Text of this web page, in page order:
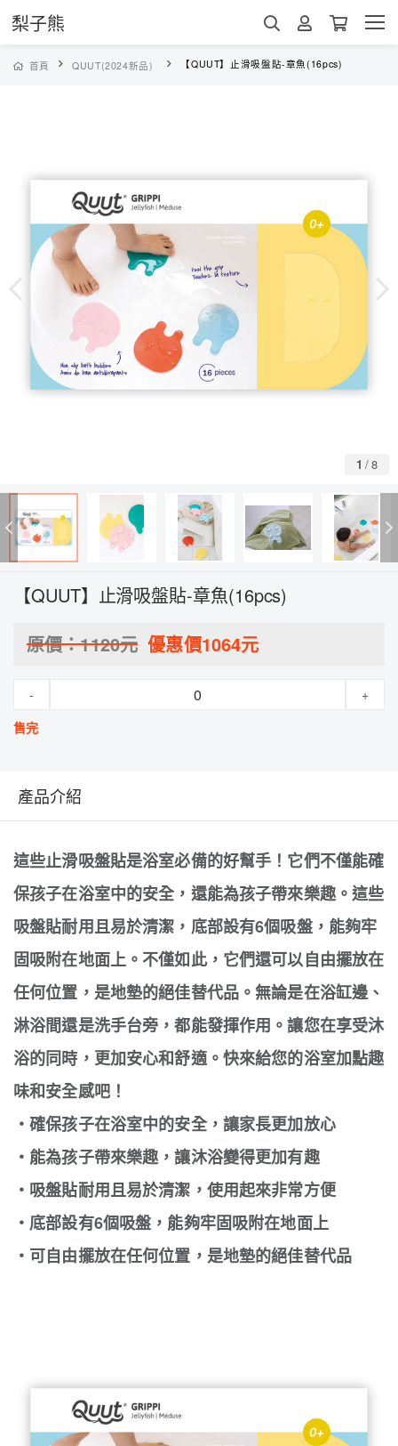
梨子熊
首頁 QUUT(2024新品) 【QUUT】止滑吸盤貼-章魚(16pcs)
1 /8
【QUUT】止滑吸盤貼-章魚(16pcs)
原價：1120元 優惠價1064元
-
+
售完
產品介紹
這些止滑吸盤貼是浴室必備的好幫手！它們不僅能確
保孩子在浴室中的安全，還能為孩子帶來樂趣。這些
吸盤貼耐用且易於清潔，底部設有6個吸盤，能夠牢
固吸附在地面上。不僅如此，它們還可以自由擺放在
任何位置，是地墊的絕佳替代品。無論是在浴缸邊、
淋浴間還是洗手台旁，都能發揮作用。讓您在享受沐
浴的同時，更加安心和舒適。快來給您的浴室加點趣
味和安全感吧！
・確保孩子在浴室中的安全，讓家長更加放心
・能為孩子帶來樂趣，讓沐浴變得更加有趣
・吸盤貼耐用且易於清潔，使用起來非常方便
・底部設有6個吸盤，能夠牢固吸附在地面上
・可自由擺放在任何位置，是地墊的絕佳替代品